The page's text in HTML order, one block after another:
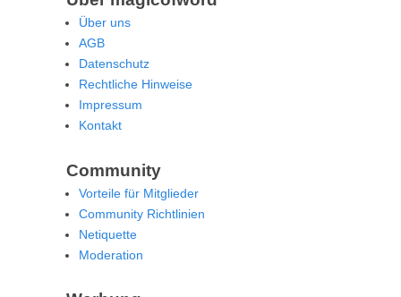
Über uns
AGB
Datenschutz
Rechtliche Hinweise
Impressum
Kontakt
Community
Vorteile für Mitglieder
Community Richtlinien
Netiquette
Moderation